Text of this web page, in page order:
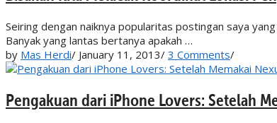
Seiring dengan naiknya popularitas postingan saya
Banyak yang lantas bertanya apakah …
by Mas Herdi/ January 11, 2013/ 3 Comments/
Pengakuan dari iPhone Lovers: Setelah